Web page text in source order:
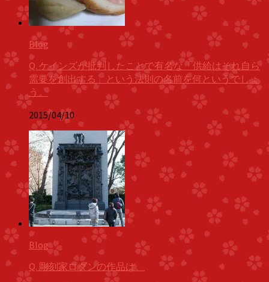
Blog
Q. ケインズが批判したことで有名な「供給はそれ自ら
需要を創出する」という法則の名前を何というでしょ
う。
2015/04/10
Blog
Q. 彫刻家ロダンの作品は。